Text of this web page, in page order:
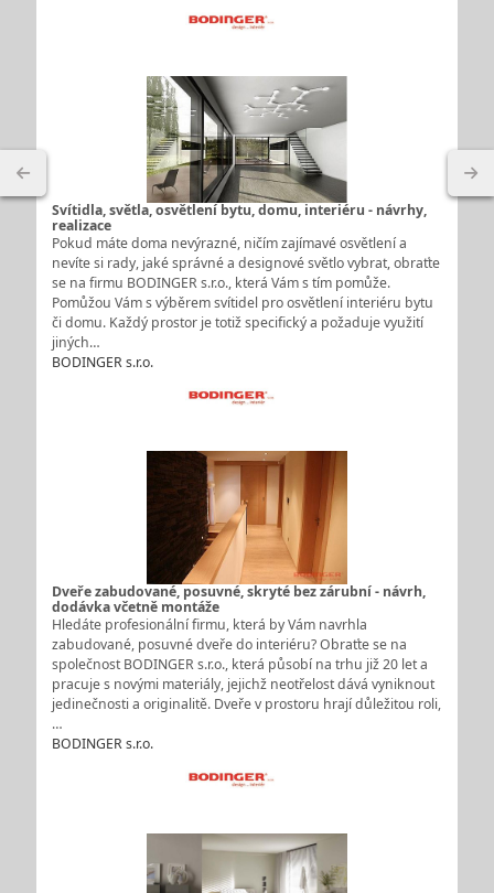
Svítidla, světla, osvětlení bytu, domu, interiéru - návrhy,
realizace
Pokud máte doma nevýrazné, ničím zajímavé osvětlení a
nevíte si rady, jaké správné a designové světlo vybrat, obraťte
se na firmu BODINGER s.r.o., která Vám s tím pomůže.
Pomůžou Vám s výběrem svítidel pro osvětlení interiéru bytu
či domu. Každý prostor je totiž specifický a požaduje využití
jiných…
BODINGER s.r.o.
Dveře zabudované, posuvné, skryté bez zárubní - návrh,
dodávka včetně montáže
Hledáte profesionální firmu, která by Vám navrhla
zabudované, posuvné dveře do interiéru? Obraťte se na
společnost BODINGER s.r.o., která působí na trhu již 20 let a
pracuje s novými materiály, jejichž neotřelost dává vyniknout
jedinečnosti a originalitě. Dveře v prostoru hrají důležitou roli,
…
BODINGER s.r.o.